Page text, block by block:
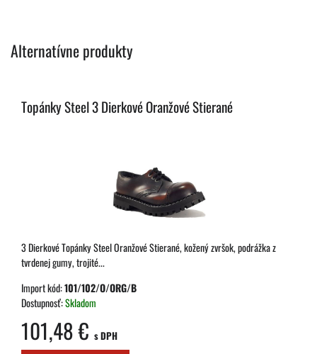
Alternatívne produkty
Topánky Steel 3 Dierkové Oranžové Stierané
3 Dierkové Topánky Steel Oranžové Stierané, kožený zvršok, podrážka z
tvrdenej gumy, trojité...
Import kód:101/102/O/ORG/B
Dostupnosť:Skladom
101,48 € s DPH